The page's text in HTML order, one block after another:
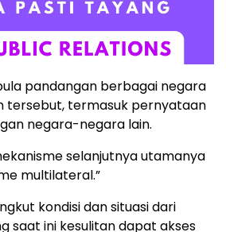
pandangan berbagai negara
tersebut, termasuk pernyataan
negara-negara lain.
selanjutnya utamanya
multilateral.”
kondisi dan situasi dari
saat ini kesulitan dapat akses